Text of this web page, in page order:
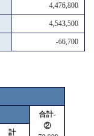
4,476,800
4,543,500
-66,700
合計-
②
計